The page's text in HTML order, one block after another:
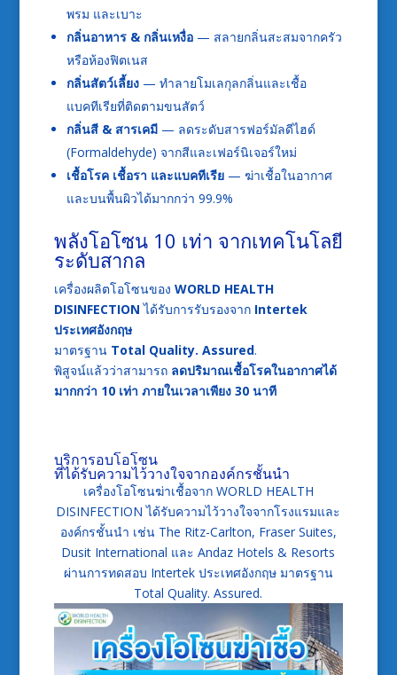
พรม และเบาะ
กลิ่นอาหาร & กลิ่นเหงื่อ— สลายกลิ่นสะสมจากครัว
หรือห้องฟิตเนส
กลิ่นสัตว์เลี้ยง— ทำลายโมเลกุลกลิ่นและเชื้อ
แบคทีเรียที่ติดตามขนสัตว์
กลิ่นสี & สารเคมี— ลดระดับสารฟอร์มัลดีไฮด์
(Formaldehyde) จากสีและเฟอร์นิเจอร์ใหม่
เชื้อโรค เชื้อรา และแบคทีเรีย— ฆ่าเชื้อในอากาศ
และบนพื้นผิวได้มากกว่า 99.9%
พลังโอโซน 10 เท่า จากเทคโนโลยี
ระดับสากล
เครื่องผลิตโอโซนของ WORLD HEALTH
DISINFECTION ได้รับการรับรองจากIntertek
ประเทศอังกฤษ
มาตรฐาน Total Quality. Assured.
พิสูจน์แล้วว่าสามารถ ลดปริมาณเชื้อโรคในอากาศได้
มากกว่า 10 เท่า ภายในเวลาเพียง 30 นาที
บริการอบโอโซน
ที่ได้รับความไว้วางใจจากองค์กรชั้นนำ
เครื่องโอโซนฆ่าเชื้อจาก WORLD HEALTH
DISINFECTION ได้รับความไว้วางใจจากโรงแรมและ
องค์กรชั้นนำ เช่น The Ritz-Carlton, Fraser Suites,
Dusit International และ Andaz Hotels & Resorts
ผ่านการทดสอบ Intertek ประเทศอังกฤษ มาตรฐาน
Total Quality. Assured.